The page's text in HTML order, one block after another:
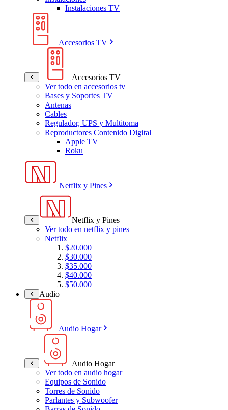
Instalaciones TV
Accesorios TV
Accesorios TV
Ver todo en accesorios tv
Bases y Soportes TV
Antenas
Cables
Regulador, UPS y Multitoma
Reproductores Contenido Digital
Apple TV
Roku
Netflix y Pines
Netflix y Pines
Ver todo en netflix y pines
Netflix
$20.000
$30.000
$35.000
$40.000
$50.000
Audio
Audio Hogar
Audio Hogar
Ver todo en audio hogar
Equipos de Sonido
Torres de Sonido
Parlantes y Subwoofer